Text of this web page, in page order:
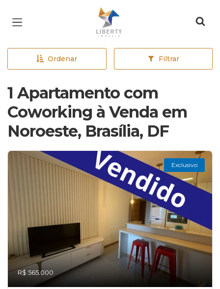
Página inicial
Ordenar Filtrar
1 Apartamento com
Coworking à Venda em
Noroeste, Brasília, DF
Exclusivo
R$ 565.000